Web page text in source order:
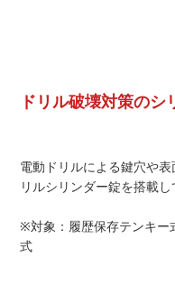
ドリル破壊対策のシ
電動ドリルによる鍵穴や
リルシリンダー錠を搭載
※対象：履歴保存テンキー
式